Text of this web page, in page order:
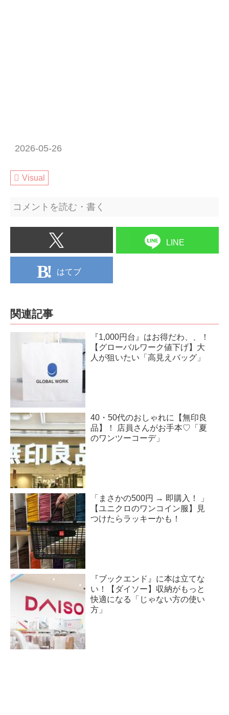
2026-05-26
Visual
コメントを読む・書く
LINE
はてブ
関連記事
『1,000円台』はお得だわ、、！
【グローバルワーク値下げ】大
人が狙いたい「高見えバッグ」
40・50代のおしゃれに【無印良
品】！ 店員さんがお手本♡「夏
のワンツーコーデ」
「まさかの500円 → 即購入！ 」
【ユニクロのワンコイン服】見
つけたらラッキーかも！
『ブックエンド』に本は立てな
い！【ダイソー】収納がもっと
快適になる「じゃない方の使い
方」